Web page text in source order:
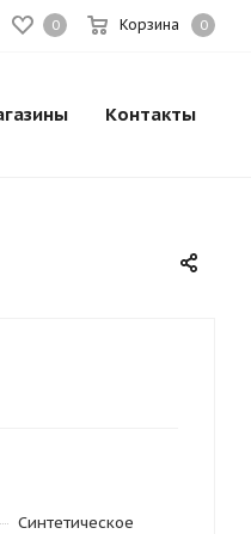
0 Корзина 0
Контакты
Синтетическое